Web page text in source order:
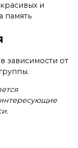
и
память
зависимости от